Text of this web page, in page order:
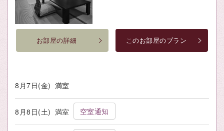
お部屋の詳細 このお部屋のプラン
8月7日(金) 満室
8月8日(土) 満室 空室通知